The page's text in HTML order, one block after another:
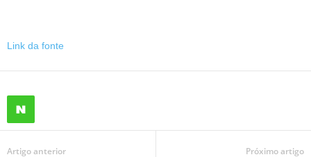
Link da fonte
Artigo anterior Próximo artigo